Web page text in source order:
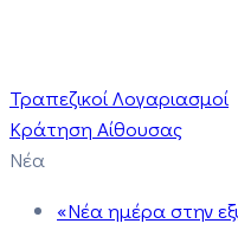
Τραπεζικοί Λογαριασμοί
Κράτηση Αίθουσας
Νέα
«Νέα ημέρα στην